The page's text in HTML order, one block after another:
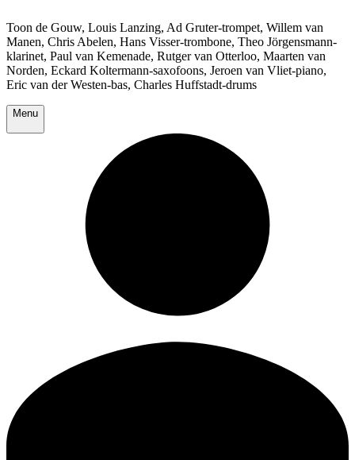
Toon de Gouw, Louis Lanzing, Ad Gruter-trompet, Willem van
Manen, Chris Abelen, Hans Visser-trombone, Theo Jörgensmann-
klarinet, Paul van Kemenade, Rutger van Otterloo, Maarten van
Norden, Eckard Koltermann-saxofoons, Jeroen van Vliet-piano,
Eric van der Westen-bas, Charles Huffstadt-drums
Menu